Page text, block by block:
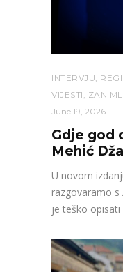
INTERVJU
VIJESTI
June 19, 2026
Gdje god
Mehić
U novom
razgovaramo s
je teško opisati